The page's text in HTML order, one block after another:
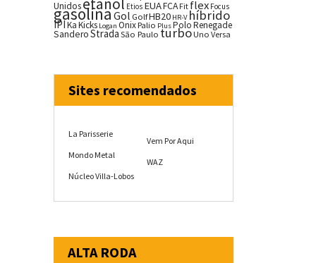
Unidosetanol Etios EUAFCA Fit flex Focus
gasolina Gol GolfHB20 HR-V híbrido
IPIKaKicks Logan OnixPalio PlusPoloRenegade
SanderoStrada São Paulo turboUno Versa
Sites recomendados
La Parisserie
Mondo Metal
Núcleo Villa-Lobos
Vem Por Aqui
WAZ
ALTA RODA